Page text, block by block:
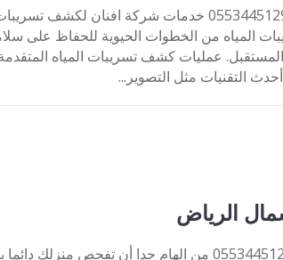
شركة كشف تسريبات المياه شمال الرياض 0553445129 خدمات شركة
المياه من الخطوات الحيوية للحفاظ على
المستقبل. عمليات كشف تسريبات المياه
التقنيات مثل التصوير...
الرياض
شركة كشف تسربات المياه شمال الرياض 0553445129 من الهام جدا أن تفحص